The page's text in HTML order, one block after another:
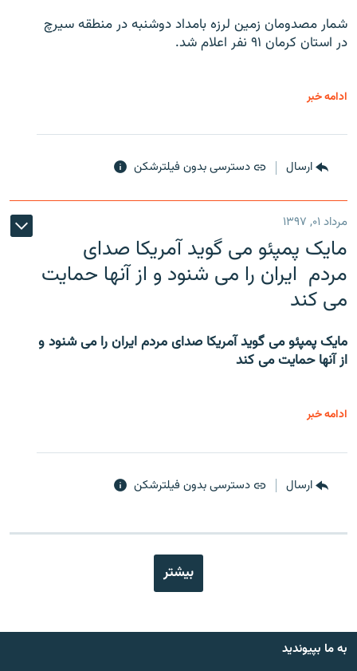
شمار مصدومان زمین لرزه بامداد دوشنبه در منطقه سیرچ
در استان کرمان ۹۱ نفر اعلام شد.
ادامه خبر
ارسال دسترسی بدون فیلترشکن
مرداد ۰۱, ۱۳۹۷
مایک پمپئو می گوید آمریکا صدای
مردم ایران را می شنود و از آنها حمایت
می کند
مایک پمپئو می گوید آمریکا صدای مردم ایران را می شنود و
از آنها حمایت می کند
ادامه خبر
ارسال دسترسی بدون فیلترشکن
بیشتر
به ما بپیوندید